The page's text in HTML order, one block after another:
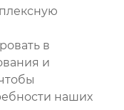
в
и
наших